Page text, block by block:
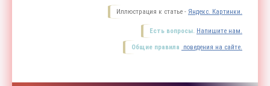
Иллюстрация к статье - Яндекс. Картинки.
Есть вопросы. Напишите нам.
Общие правила поведения на сайте.